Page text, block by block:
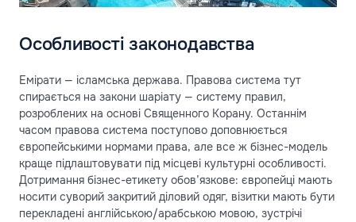
Особливості законодавства
Емірати — ісламська держава. Правова система тут
спирається на закони шаріату — систему правил,
розроблених на основі Священного Корану. Останнім
часом правова система поступово доповнюється
європейськими нормами права, але все ж бізнес-модель
краще підлаштовувати під місцеві культурні особливості.
Дотримання бізнес-етикету обов’язкове: європейці мають
носити суворий закритий діловий одяг, візитки мають бути
перекладені англійською/арабською мовою, зустрічі